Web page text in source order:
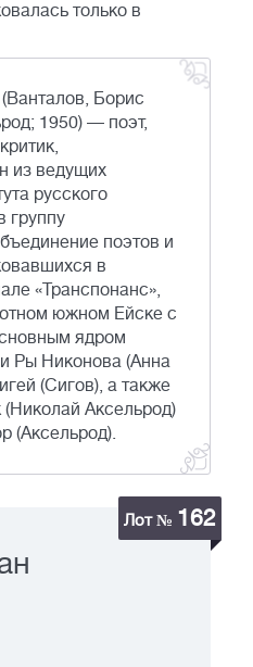
только в
Борис
1950) — поэт,
из ведущих
русского
группу
поэтов и
в
«Транспонанс»,
южном Ейске с
ядром
Ры Никонова (Анна
(Сигов), а также
Аксельрод)
(Аксельрод).
Лот № 162